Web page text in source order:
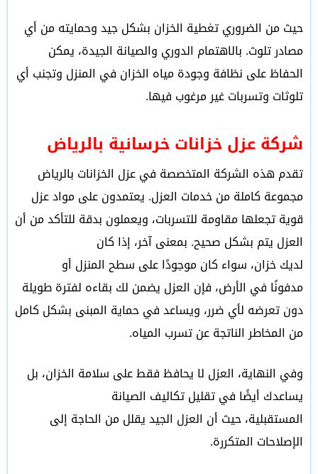
حيث من الضروري تغطية الخزان بشكل جيد وحمايته من أي
مصادر تلوث. بالاهتمام الدوري والصيانة الجيدة، يمكن
الحفاظ على نظافة وجودة مياه الخزان في المنزل وتجنب أي
تلوثات وتسربات غير مرغوب فيها.
شركة عزل خزانات خرسانية بالرياض
تقدم هذه الشركة المتخصصة في عزل الخزانات بالرياض
مجموعة كاملة من خدمات العزل. يعتمدون على مواد عزل
قوية تجعلها مقاومة للتسربات، ويعملون بدقة للتأكد من أن
العزل يتم بشكل صحيح. بمعنى آخر، إذا كان
لديك خزان، سواء كان موجودًا على سطح المنزل أو
مدفونًا في الأرض، فإن العزل يضمن لك بقاءه لفترة طويلة
دون تعرضه لأي ضرر، ويساعد في حماية المبنى بشكل كامل
من المخاطر الناتجة عن تسرب المياه.
وفي النهاية، العزل لا يحافظ فقط على سلامة الخزان، بل
يساعدك أيضًا في تقليل تكاليف الصيانة
المستقبلية، حيث أن العزل الجيد يقلل من الحاجة إلى
الإصلاحات المتكررة.